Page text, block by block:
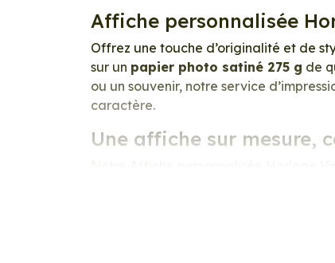
Affiche personnalisée
Offrez une touche d’originalité et de
sur un papier photo satiné 275 g de
ou un souvenir, notre service
caractère.
Une affiche sur mesure,
votre univers, vos émotions et votre
précision exceptionnelle. Les